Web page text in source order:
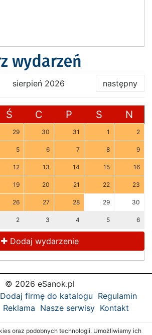
wydarzeń
sierpień 2026 następny
Ś C P S N
29 30 31 1 2
5 6 7 8 9
12 13 14 15 16
19 20 21 22 23
26 27 28 29 30
2 3 4 5 6
Dodaj wydarzenie
© 2026 eSanok.pl
Dodaj firmę do katalogu Regulamin
Reklama Nasze serwisy Kontakt
oraz podobnych technologii. Umożliwiamy ich